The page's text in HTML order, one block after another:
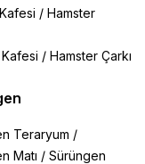
/ Hamster
/ Hamster Çarkı
Teraryum /
Matı / Sürüngen